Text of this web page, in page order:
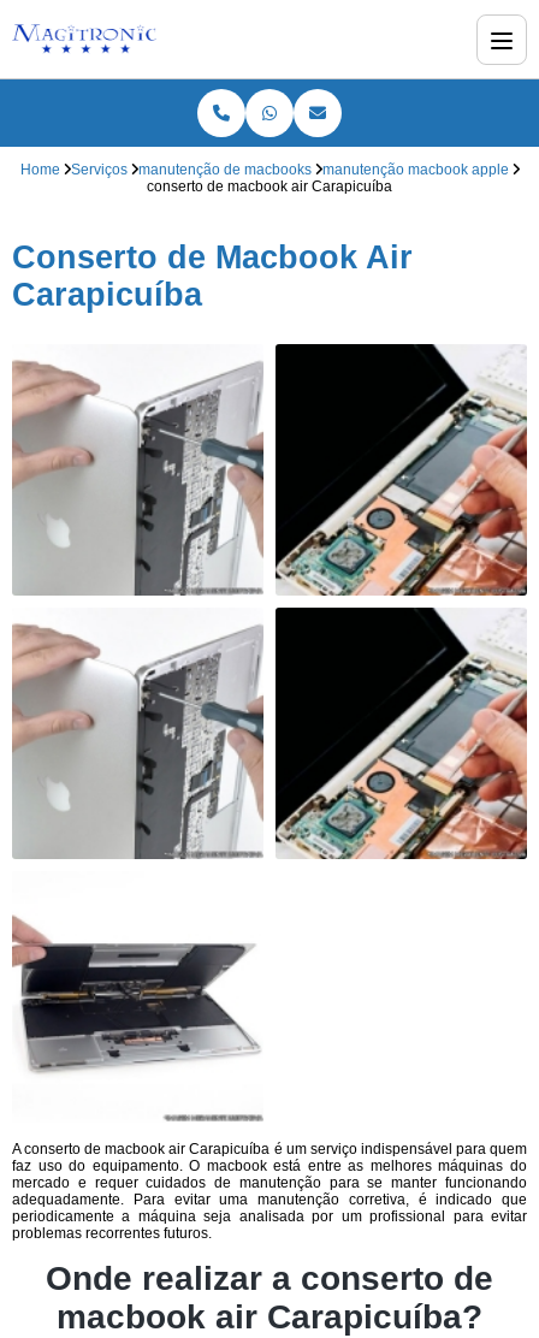
Home Serviços manutenção de macbooks
manutenção macbook apple
conserto de macbook air Carapicuíba
Conserto de Macbook Air
Carapicuíba
A conserto de macbook air Carapicuíba é um serviço indispensável para quem
faz uso do equipamento. O macbook está entre as melhores máquinas do
mercado e requer cuidados de manutenção para se manter funcionando
adequadamente. Para evitar uma manutenção corretiva, é indicado que
periodicamente a máquina seja analisada por um profissional para evitar
problemas recorrentes futuros.
Onde realizar a conserto de
macbook air Carapicuíba?